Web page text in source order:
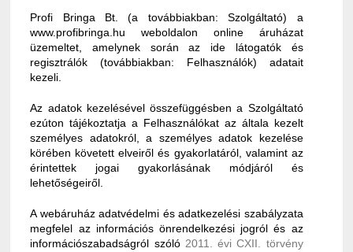
Profi Bringa Bt. (a továbbiakban: Szolgáltató) a
www.profibringa.hu weboldalon online áruházat
üzemeltet, amelynek során az ide látogatók és
regisztrálók (továbbiakban: Felhasználók) adatait
kezeli.
Az adatok kezelésével összefüggésben a Szolgáltató
ezúton tájékoztatja a Felhasználókat az általa kezelt
személyes adatokról, a személyes adatok kezelése
körében követett elveiről és gyakorlatáról, valamint az
érintettek jogai gyakorlásának módjáról és
lehetőségeiről.
A webáruház adatvédelmi és adatkezelési szabályzata
megfelel az információs önrendelkezési jogról és az
információszabadságról szóló 2011. évi CXII. törvény